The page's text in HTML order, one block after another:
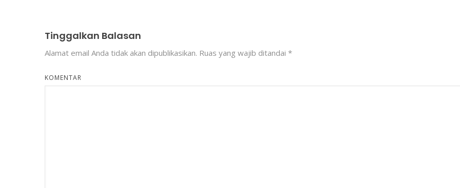
Tinggalkan Balasan
Alamat email Anda tidak akan dipublikasikan. Ruas yang wajib ditandai *
KOMENTAR